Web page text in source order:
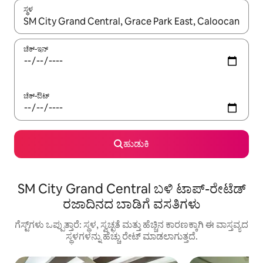
ಸ್ಥಳ
ಫಲಿತಾಂಶಗಳು ಲಭ್ಯವಿರುವಾಗ, ಅಪ್ ಮತ್ತು ಡೌನ್ ಬಾಣದ ಕೀಲಿಗಳೊಂದಿಗೆ
ಚೆಕ್-ಇನ್
ಚೆಕ್-ಔಟ್
ಹುಡುಕಿ
SM City Grand Central ಬಳಿ ಟಾಪ್-ರೇಟೆಡ್
ರಜಾದಿನದ ಬಾಡಿಗೆ ವಸತಿಗಳು
ಗೆಸ್ಟ್‌ಗಳು ಒಪ್ಪುತ್ತಾರೆ: ಸ್ಥಳ, ಸ್ವಚ್ಛತೆ ಮತ್ತು ಹೆಚ್ಚಿನ ಕಾರಣಕ್ಕಾಗಿ ಈ ವಾಸ್ತವ್ಯದ
ಸ್ಥಳಗಳನ್ನು ಹೆಚ್ಚು ರೇಟ್ ಮಾಡಲಾಗುತ್ತದೆ.